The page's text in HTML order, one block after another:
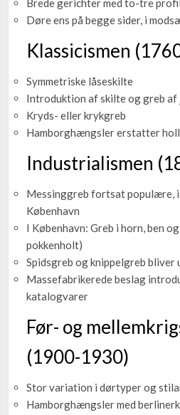
Brede gerichter med to-tre
Døre ens på begge sider, i
Klassicismen
Symmetriske låseskilte
Introduktion af skilte og greb af
Kryds- eller krykgreb
Hamborghængsler erstatter
Industrialismen
Messinggreb fortsat populære,
København
I København: Greb i horn, ben
pokkenholt)
Spidsgreb og knippelgreb bliver
Massefabrikerede beslag
katalogvarer
Før- og
(1900-1930)
Stor variation i dørtyper og
Hamborghængsler med